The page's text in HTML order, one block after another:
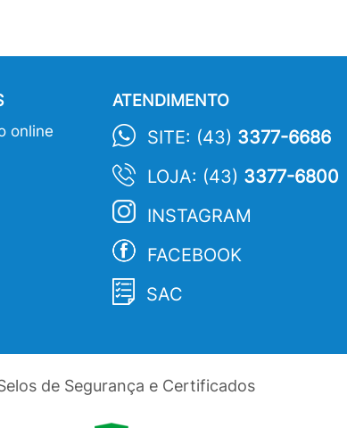
online
ATENDIMENTO
SITE: (43) 3377-6686
LOJA: (43) 3377-6800
INSTAGRAM
FACEBOOK
SAC
de Segurança e Certificados